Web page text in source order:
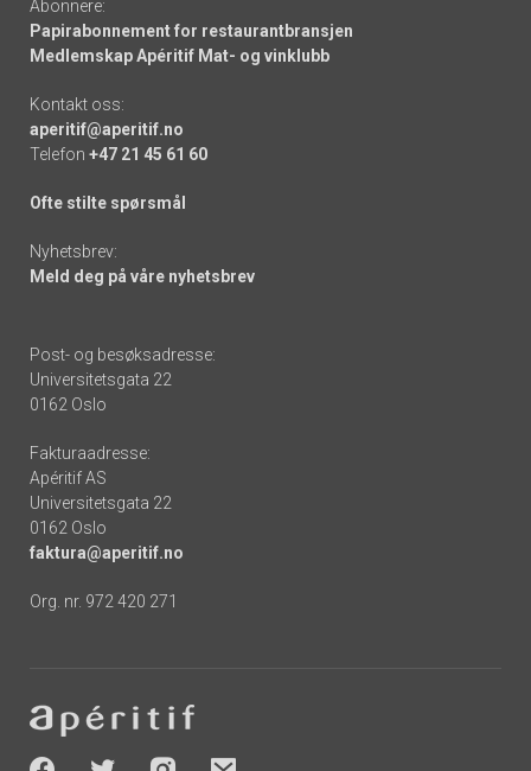
Abonnere:
Papirabonnement for restaurantbransjen
Medlemskap Apéritif Mat- og vinklubb
Kontakt oss:
aperitif@aperitif.no
Telefon +47 21 45 61 60
Ofte stilte spørsmål
Nyhetsbrev:
Meld deg på våre nyhetsbrev
Post- og besøksadresse:
Universitetsgata 22
0162 Oslo
Fakturaadresse:
Apéritif AS
Universitetsgata 22
0162 Oslo
faktura@aperitif.no
Org. nr. 972 420 271
-